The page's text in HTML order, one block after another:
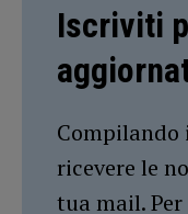
Iscriviti
Compilando
ricevere le
tua mail.